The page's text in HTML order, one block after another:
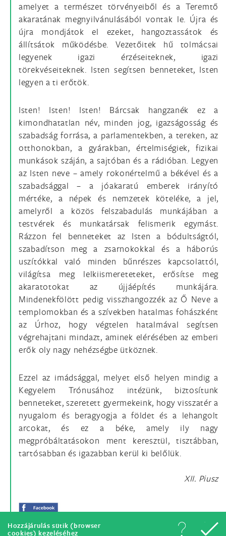
Hozzájárulás sütik (browser
cookies) kezeléséhez
amelyet a természet törvényeiből és a Teremtő
akaratának megnyilvánulásából vontak le. Újra és
újra mondjátok el ezeket, hangoztassátok és
állítsátok működésbe. Vezetőitek hű tolmácsai
legyenek igazi érzéseiteknek, igazi
törekvéseiteknek. Isten segítsen benneteket, Isten
legyen a ti erőtök.
Isten! Isten! Isten! Bárcsak hangzanék ez a
kimondhatatlan név, minden jog, igazságosság és
szabadság forrása, a parlamentekben, a tereken, az
otthonokban, a gyárakban, értelmiségiek, fizikai
munkások száján, a sajtóban és a rádióban. Legyen
az Isten neve – amely rokonértelmű a békével és a
szabadsággal – a jóakaratú emberek irányító
mértéke, a népek és nemzetek köteléke, a jel,
amelyről a közös felszabadulás munkájában a
testvérek és munkatársak felismerik egymást.
Rázzon fel benneteket az Isten a bódultságtól,
szabadítson meg a zsarnokokkal és a háborús
uszítókkal való minden bűnrészes kapcsolattól,
világítsa meg lelkiismereteteket, erősítse meg
akaratotokat az újjáépítés munkájára.
Mindenekfölött pedig visszhangozzék az Ő Neve a
templomokban és a szívekben hatalmas fohászként
az Úrhoz, hogy végtelen hatalmával segítsen
végrehajtani mindazt, aminek elérésében az emberi
erők oly nagy nehézségbe ütköznek.
Ezzel az imádsággal, melyet első helyen mindig a
Kegyelem Trónusához intézünk, biztosítunk
benneteket, szeretett gyermekeink, hogy visszatér a
nyugalom és beragyogja a földet és a lehangolt
arcokat, és ez a béke, amely ily nagy
megpróbáltatásokon ment keresztül, tisztábban,
tartósabban és igazabban kerül ki belőlük.
XII. Piusz